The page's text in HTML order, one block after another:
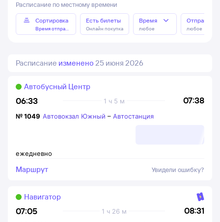
Расписание по местному времени
Сортировка
Время отправления
Есть билеты
Онлайн покупка
Время
любое любое
Расписание изменено 25 июня 2026
06:33 07:38
1 ч 5 м
Автобусный Центр
ежедневно
№1049 Автовокзал Южный – Автостанция
Маршрут Увидели ошибку?
07:05 08:31
1 ч 26 м
Навигатор